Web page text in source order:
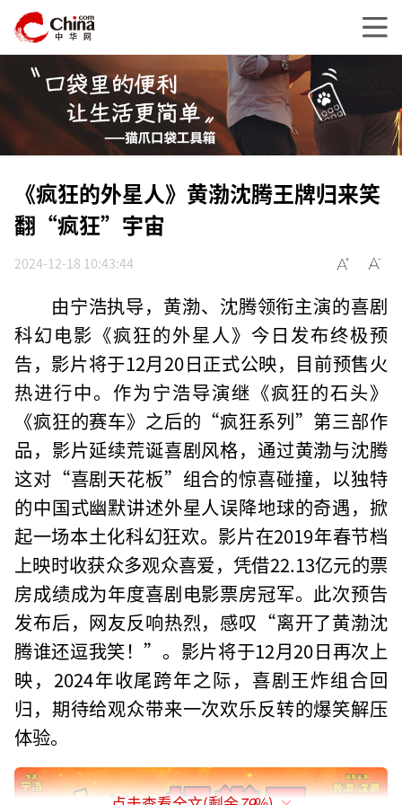
《疯狂的外星人》黄渤沈腾王牌归来笑
翻“疯狂”宇宙
2024-12-18 10:43:44
由宁浩执导，黄渤、沈腾领衔主演的喜剧
科幻电影《疯狂的外星人》今日发布终极预
告，影片将于12月20日正式公映，目前预售火
热进行中。作为宁浩导演继《疯狂的石头》
《疯狂的赛车》之后的“疯狂系列”第三部作
品，影片延续荒诞喜剧风格，通过黄渤与沈腾
这对“喜剧天花板”组合的惊喜碰撞，以独特
的中国式幽默讲述外星人误降地球的奇遇，掀
起一场本土化科幻狂欢。影片在2019年春节档
上映时收获众多观众喜爱，凭借22.13亿元的票
房成绩成为年度喜剧电影票房冠军。此次预告
发布后，网友反响热烈，感叹“离开了黄渤沈
腾谁还逗我笑！”。影片将于12月20日再次上
映，2024年收尾跨年之际，喜剧王炸组合回
归，期待给观众带来一次欢乐反转的爆笑解压
体验。